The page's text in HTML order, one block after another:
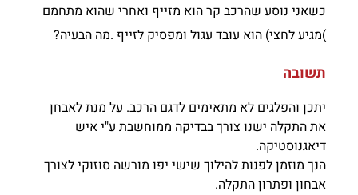
כשאני נוסע שהרכב קר הוא מזייף ואחרי שהוא מתחמם
)מגיע לחצי) הוא עובד עגול ומפסיק לזייף .מה הבעיה?
תשובה
יתכן והפלגים לא מתאימים לדגם הרכב. על מנת לאבחן
את התקלה ישנו צורך בבדיקה ממוחשבת ע"י איש
דיאגנוסטיקה.
הנך מוזמן לפנות להילוך שישי יפו מורשה סוזוקי לצורך
אבחון ופתרון התקלה.